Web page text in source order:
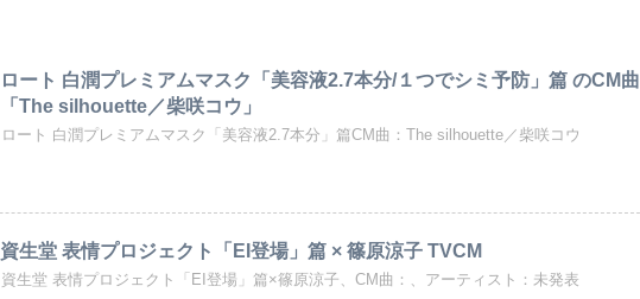
ロート 白潤プレミアムマスク「美容液2.7本分/１つでシミ予防」篇 のCM曲
「The silhouette／柴咲コウ」
ロート 白潤プレミアムマスク「美容液2.7本分」篇CM曲：The silhouette／柴咲コウ
資生堂 表情プロジェクト「EI登場」篇 × 篠原涼子 TVCM
資生堂 表情プロジェクト「EI登場」篇×篠原涼子、CM曲：、アーティスト：未発表